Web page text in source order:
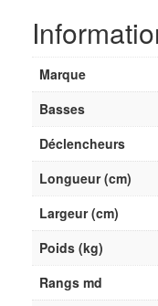
Marque
Basses
Déclencheurs
Longueur (cm)
Largeur (cm)
Poids (kg)
Rangs md